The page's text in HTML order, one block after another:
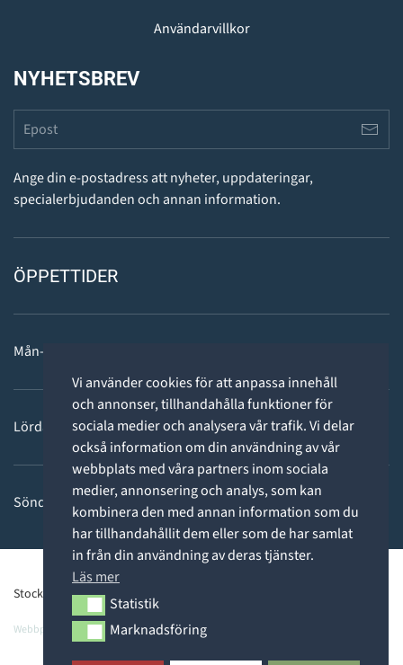
Vi använder cookies för att anpassa innehåll
och annonser, tillhandahålla funktioner för
sociala medier och analysera vår trafik. Vi delar
också information om din användning av vår
webbplats med våra partners inom sociala
medier, annonsering och analys, som kan
kombinera den med annan information som du
har tillhandahållit dem eller som de har samlat
in från din användning av deras tjänster.
Läs mer
Statistik
Statistik
Marknadsföring
Marknadsföring
Användarvillkor
NYHETSBREV
Ange din e-postadress att nyheter, uppdateringar,
specialerbjudanden och annan information.
ÖPPETTIDER
Mån-fre: 11 - 18
Lördag: 11-15
Söndag: STÄNGT
Stockholms Dykcenter ©2026 -
Webbpartner Webbproffs.se